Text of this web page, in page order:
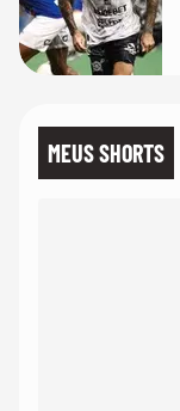
MEUS SHORTS